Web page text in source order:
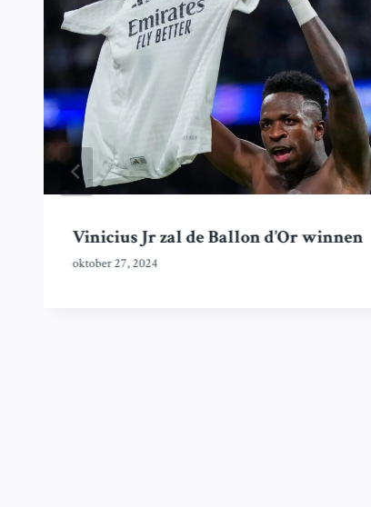
Vinicius Jr zal de Ballon d’Or winnen
oktober 27, 2024